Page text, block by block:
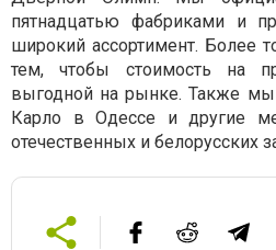
пятнадцатью фабриками и
широкий ассортимент. Более
тем, чтобы стоимость на
выгодной на рынке. Также мы
Карло в Одессе и другие
отечественных и белорусских